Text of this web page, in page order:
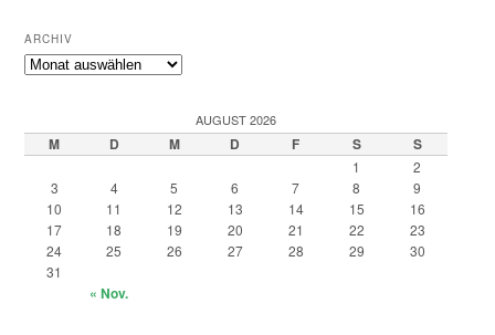
ARCHIV
Archiv
AUGUST 2026
M D M D F S S
1
2
3
4 5 6 7 8
9
10
11 12 13 14 15
16
17
18 19 20 21 22
23
24
25 26 27 28 29
30
31
« Nov.